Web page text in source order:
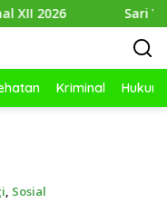
Sari Yuliati:
Kriminal Hukum
, Sosial